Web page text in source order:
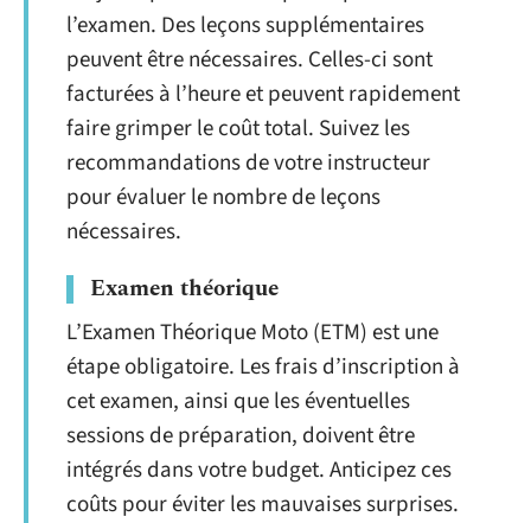
l’examen. Des leçons supplémentaires
peuvent être nécessaires. Celles-ci sont
facturées à l’heure et peuvent rapidement
faire grimper le coût total. Suivez les
recommandations de votre instructeur
pour évaluer le nombre de leçons
nécessaires.
Examen théorique
L’Examen Théorique Moto (ETM) est une
étape obligatoire. Les frais d’inscription à
cet examen, ainsi que les éventuelles
sessions de préparation, doivent être
intégrés dans votre budget. Anticipez ces
coûts pour éviter les mauvaises surprises.